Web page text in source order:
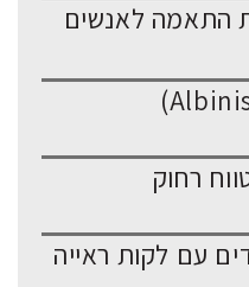
התאמה לאנשים
רחוק
עם לקות ראייה